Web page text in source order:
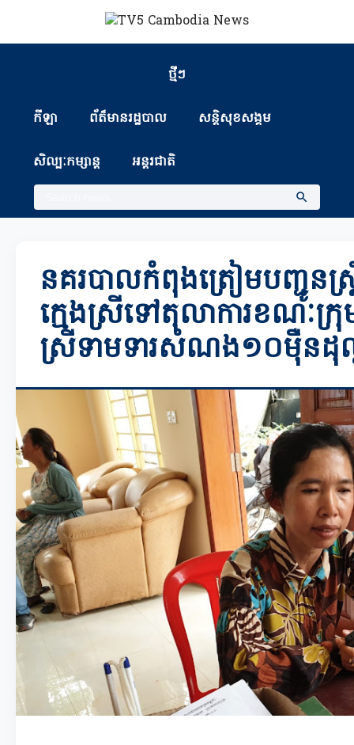
ថ្មីៗ
កីឡា ព័ត៏មានរដ្ឋបាល សន្តិសុខសង្គម
សិល្បៈកម្សាន្ត អន្តរជាតិ
នគរបាលកំពុងត្រៀមបញ្ជូនស្
ក្មេងស្រីទៅតុលាការខណៈក្រុ
ស្រីទាមទារសំណង១០ម៉ឺនដុល្